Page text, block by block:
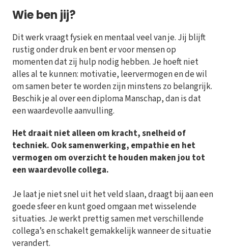
Wie ben jij?
Dit werk vraagt fysiek en mentaal veel van je. Jij blijft
rustig onder druk en bent er voor mensen op
momenten dat zij hulp nodig hebben. Je hoeft niet
alles al te kunnen: motivatie, leervermogen en de wil
om samen beter te worden zijn minstens zo belangrijk.
Beschik je al over een diploma Manschap, dan is dat
een waardevolle aanvulling.
Het draait niet alleen om kracht, snelheid of
techniek. Ook samenwerking, empathie en het
vermogen om overzicht te houden maken jou tot
een waardevolle collega.
Je laat je niet snel uit het veld slaan, draagt bij aan een
goede sfeer en kunt goed omgaan met wisselende
situaties. Je werkt prettig samen met verschillende
collega’s en schakelt gemakkelijk wanneer de situatie
verandert.